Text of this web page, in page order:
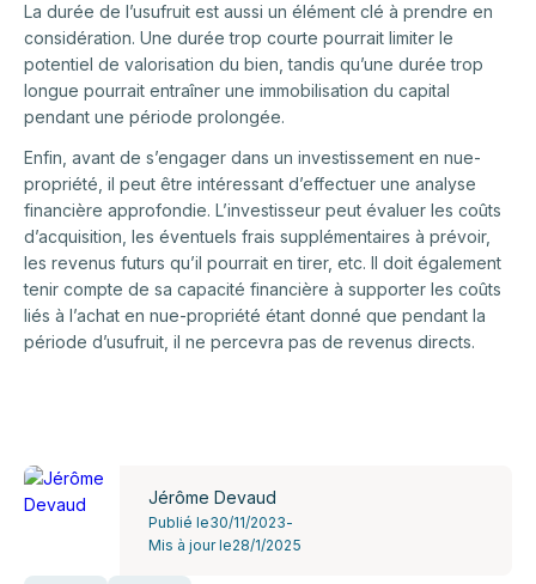
La durée de l’usufruit est aussi un élément clé à prendre en
considération. Une durée trop courte pourrait limiter le
potentiel de valorisation du bien, tandis qu’une durée trop
longue pourrait entraîner une immobilisation du capital
pendant une période prolongée.
Enfin, avant de s’engager dans un investissement en nue-
propriété, il peut être intéressant d’effectuer une analyse
financière approfondie. L’investisseur peut évaluer les coûts
d’acquisition, les éventuels frais supplémentaires à prévoir,
les revenus futurs qu’il pourrait en tirer, etc. Il doit également
tenir compte de sa capacité financière à supporter les coûts
liés à l’achat en nue-propriété étant donné que pendant la
période d’usufruit, il ne percevra pas de revenus directs.
Jérôme Devaud
Publié le30/11/2023-
Mis à jour le28/1/2025